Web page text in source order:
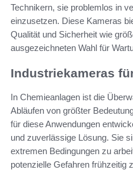
Technikern, sie problemlos in
einzusetzen. Diese Kameras
Qualität und Sicherheit wie
ausgezeichneten Wahl für
Industriekameras
In Chemieanlagen ist die
Abläufen von größter
für diese Anwendungen
und zuverlässige Lösung. Sie
extremen Bedingungen zu
potenzielle Gefahren frühzeitig